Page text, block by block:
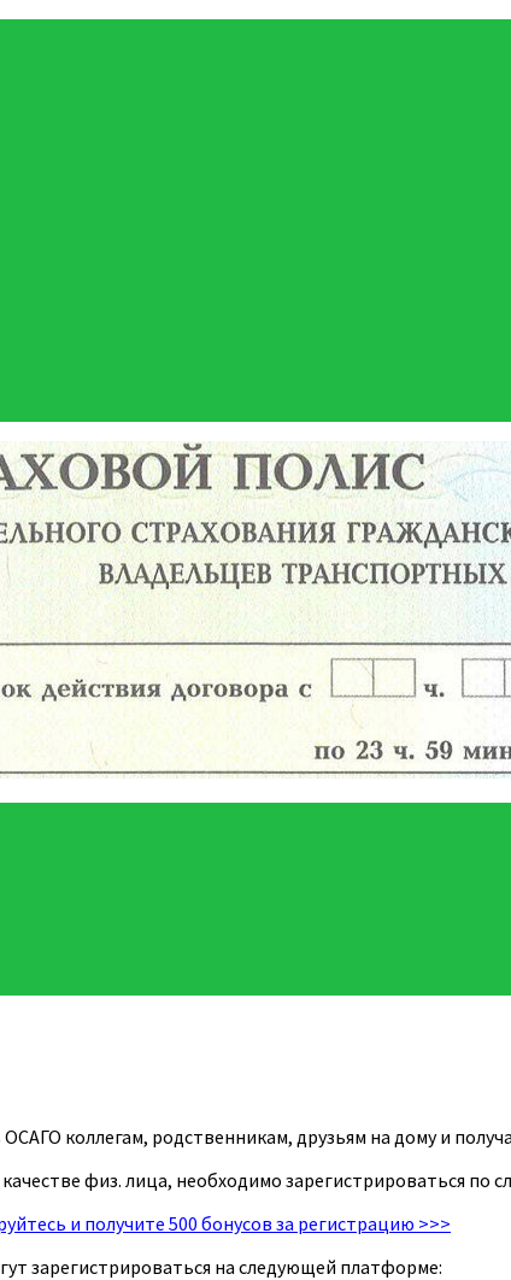
коллегам, родственникам, друзьям на дому и
физ. лица, необходимо зарегистрироваться по
и получите 500 бонусов за регистрацию >>>
зарегистрироваться на следующей платформе: